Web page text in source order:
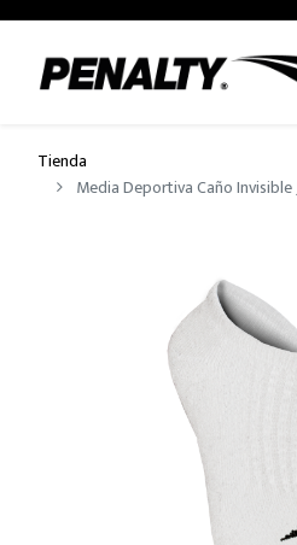
Tienda
Media Deportiva Caño Invisible